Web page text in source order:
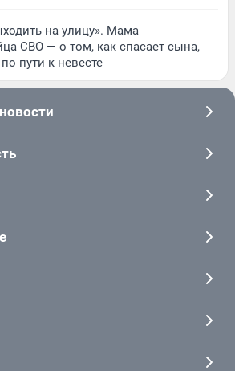
на улицу». Мама
СВО — о том, как спасает сына,
пути к невесте